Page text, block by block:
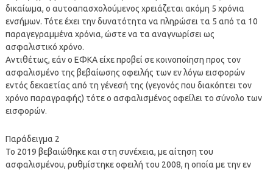
δικαίωμα, ο αυτοαπασχολούμενος χρειάζεται ακόμη 5 χρόνια
ενσήμων. Τότε έχει την δυνατότητα να πληρώσει τα 5 από τα 10
παραγεγραμμένα χρόνια, ώστε να τα αναγνωρίσει ως
ασφαλιστικό χρόνο.
Αντιθέτως, εάν ο ΕΦΚΑ είχε προβεί σε κοινοποίηση προς τον
ασφαλισμένο της βεβαίωσης οφειλής των εν λόγω εισφορών
εντός δεκαετίας από τη γένεσή της (γεγονός που διακόπτει τον
χρόνο παραγραφής) τότε ο ασφαλισμένος οφείλει το σύνολο των
εισφορών.
Παράδειγμα 2
Το 2019 βεβαιώθηκε και στη συνέχεια, με αίτηση του
ασφαλισμένου, ρυθμίστηκε οφειλή του 2008, η οποία με την εν